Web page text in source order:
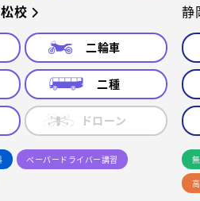
校
二輪車
二種
ドローン
ペーパードライバー講習
静